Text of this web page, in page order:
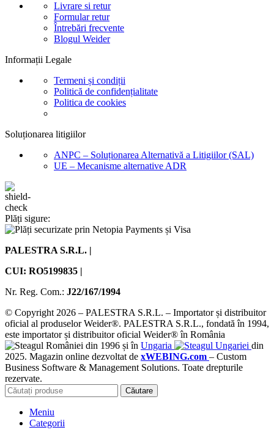
Livrare si retur
Formular retur
Întrebări frecvente
Blogul Weider
Informații Legale
Termeni și condiții
Politică de confidențialitate
Politica de cookies
Soluționarea litigiilor
ANPC – Soluționarea Alternativă a Litigiilor (SAL)
UE – Mecanisme alternative ADR
Plăți sigure:
PALESTRA S.R.L. |
CUI: RO5199835 |
Nr. Reg. Com.: J22/167/1994
© Copyright 2026 – PALESTRA S.R.L. – Importator și distribuitor
oficial al produselor Weider®. PALESTRA S.R.L., fondată în 1994,
este importator și distribuitor oficial Weider® în România
din 1996 și în Ungaria
din
2025. Magazin online dezvoltat de xWEBING.com – Custom
Business Software & Management Solutions. Toate drepturile
rezervate.
Căutare
Meniu
Categorii